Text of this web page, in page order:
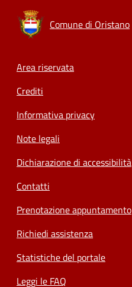
Comune di Oristano
Footer menu
Area riservata
Crediti
Informativa privacy
Note legali
Dichiarazione di accessibilità
Contatti
Prenotazione appuntamento
Richiedi assistenza
Statistiche del portale
Leggi le FAQ